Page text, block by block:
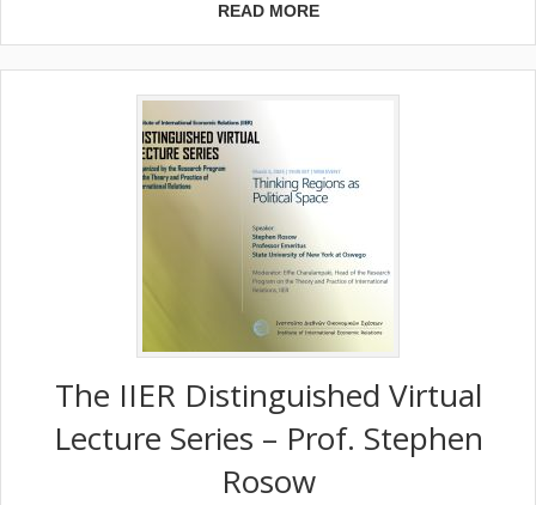
READ MORE
The IIER Distinguished Virtual
Lecture Series – Prof. Stephen
Rosow